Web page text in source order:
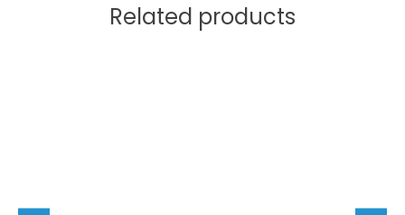
Related products